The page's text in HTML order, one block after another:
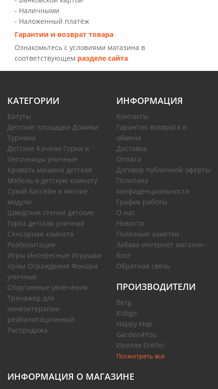
- Наличными
- Наложенный платёж
Гарантии и возврат товара
Ознакомьтесь с условиями магазина в
соответствующем разделе сайта
КАТЕГОРИИ
Батуты
Детские площадки Домики
Турники
Детские Качели Горки и
песочницы уличные
Кровать машина детская
Мебель в детскую комнату
Сухой бассейн и мягкие
модули
Шведские стенки детские
Горка детская уличная
Сенсорная комната
Реабилитация
Игры Интересные Игрушки
Урны Ограждения Фонари
уличные
Спортивные увлечения
Тренажер для
кинезитерапии
реабилитационный
Распродажа
ИНФОРМАЦИЯ
Контакты
Гарантия возврата и
обмена
Доставка
Оплата
Договор публичной оферты
Политика
конфиденциальности
График работы
О нас
Новости
Полезные заметки
Забава интернет магазин -
блог
Обратная связь
ПРОИЗВОДИТЕЛИ
Berg
Kidigo
Happy Hop
Garden4You
Ирелле (Irelle)
Посмотреть все
ИНФОРМАЦИЯ О МАГАЗИНЕ